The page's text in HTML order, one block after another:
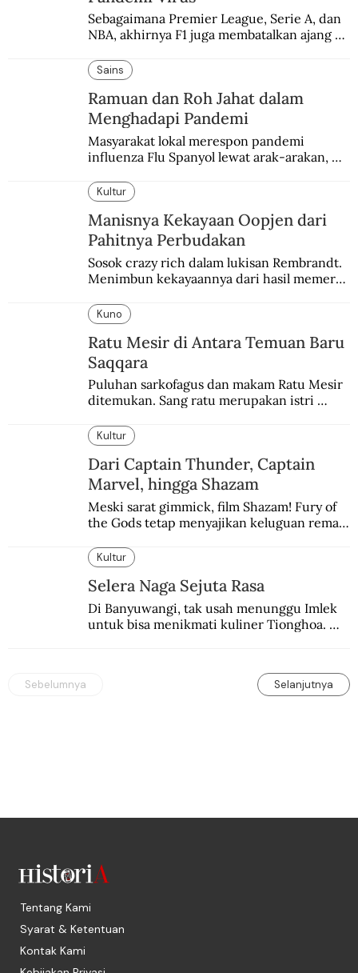
Sebagaimana Premier League, Serie A, dan
NBA, akhirnya F1 juga membatalkan ajang
enam dekade lampau.
Sains
Ramuan dan Roh Jahat dalam
Menghadapi Pandemi
Masyarakat lokal merespon pandemi
influenza Flu Spanyol lewat arak-arakan,
Kultur
Manisnya Kekayaan Oopjen dari
Pahitnya Perbudakan
Sosok crazy rich dalam lukisan Rembrandt.
Menimbun kekayaannya dari hasil memeras
Kuno
Ratu Mesir di Antara Temuan Baru
Saqqara
Puluhan sarkofagus dan makam Ratu Mesir
ditemukan. Sang ratu merupakan istri
sebelumnya keberadaannya tak pernah
diketahui.
Kultur
Dari Captain Thunder, Captain
Marvel, hingga Shazam
Meski sarat gimmick, film Shazam! Fury of
the Gods tetap menyajikan keluguan remaja
Yunani.
Kultur
Selera Naga Sejuta Rasa
Di Banyuwangi, tak usah menunggu Imlek
untuk bisa menikmati kuliner Tionghoa.
Sebelumnya Selanjutnya
Tentang Kami
Syarat & Ketentuan
Kontak Kami